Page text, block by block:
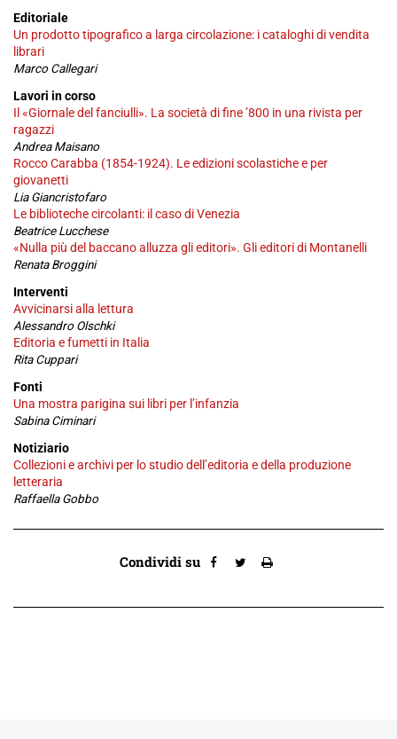
Condividi su
Editoriale
Un prodotto tipografico a larga circolazione: i cataloghi di vendita
librari
Marco Callegari
Lavori in corso
Il «Giornale del fanciulli». La società di fine ’800 in una rivista per
ragazzi
Andrea Maisano
Rocco Carabba (1854-1924). Le edizioni scolastiche e per
giovanetti
Lia Giancristofaro
Le biblioteche circolanti: il caso di Venezia
Beatrice Lucchese
«Nulla più del baccano alluzza gli editori». Gli editori di Montanelli
Renata Broggini
Interventi
Avvicinarsi alla lettura
Alessandro Olschki
Editoria e fumetti in Italia
Rita Cuppari
Fonti
Una mostra parigina sui libri per l’infanzia
Sabina Ciminari
Notiziario
Collezioni e archivi per lo studio dell’editoria e della produzione
letteraria
Raffaella Gobbo